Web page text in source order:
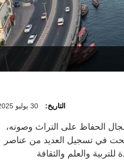
التاريخ الإنساني في
التاريخ: 30 يوليو 2025
الحفاظ على التراث وصونه،
في تسجيل العديد من عناصر
والعلم والثقافة